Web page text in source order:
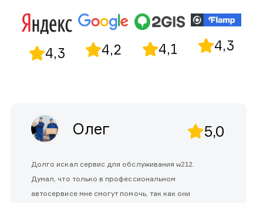
4,3 4,2 4,1 4,3
Олег 5,0
Долго искал сервис для обслуживания w212.
Думал, что только в профессиональном
автосервисе мне смогут помочь, так как они